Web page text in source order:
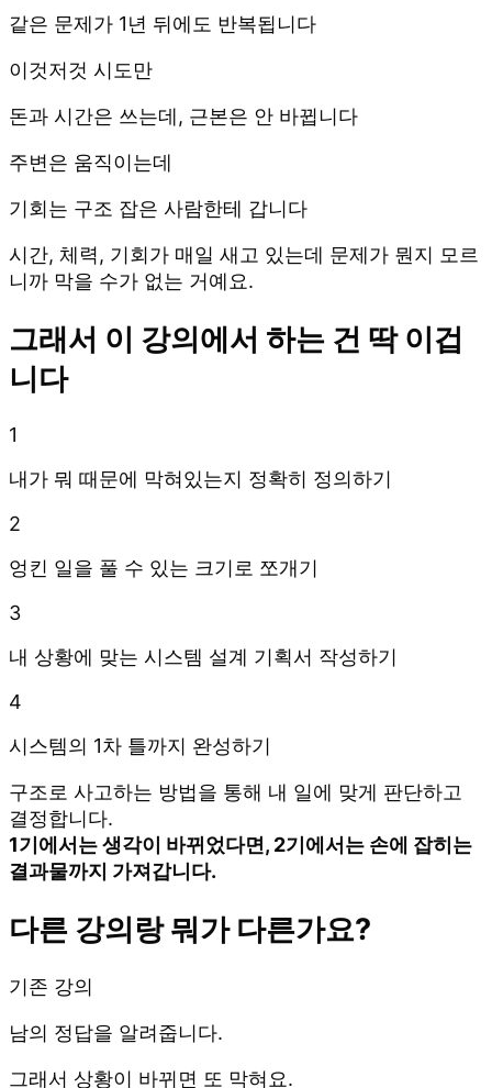
같은 문제가 1년 뒤에도 반복됩니다
이것저것 시도만
돈과 시간은 쓰는데, 근본은 안 바뀝니다
주변은 움직이는데
기회는 구조 잡은 사람한테 갑니다
시간, 체력, 기회가 매일 새고 있는데 문제가 뭔지 모르
니까 막을 수가 없는 거예요.
그래서 이 강의에서 하는 건 딱 이겁
니다
1
내가 뭐 때문에 막혀있는지 정확히 정의하기
2
엉킨 일을 풀 수 있는 크기로 쪼개기
3
내 상황에 맞는 시스템 설계 기획서 작성하기
4
시스템의 1차 틀까지 완성하기
구조로 사고하는 방법을 통해 내 일에 맞게 판단하고
결정합니다.
1기에서는 생각이 바뀌었다면, 2기에서는 손에 잡히는
결과물까지 가져갑니다.
다른 강의랑 뭐가 다른가요?
기존 강의
남의 정답을 알려줍니다.
그래서 상황이 바뀌면 또 막혀요.